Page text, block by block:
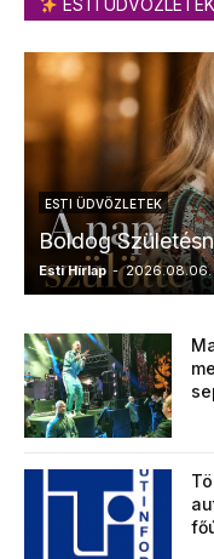
ESTI ÜDVÖZLETEK
ESTI ÜDVÖZLETEK
Boldog
Esti Hírlap - 2026.08.06.